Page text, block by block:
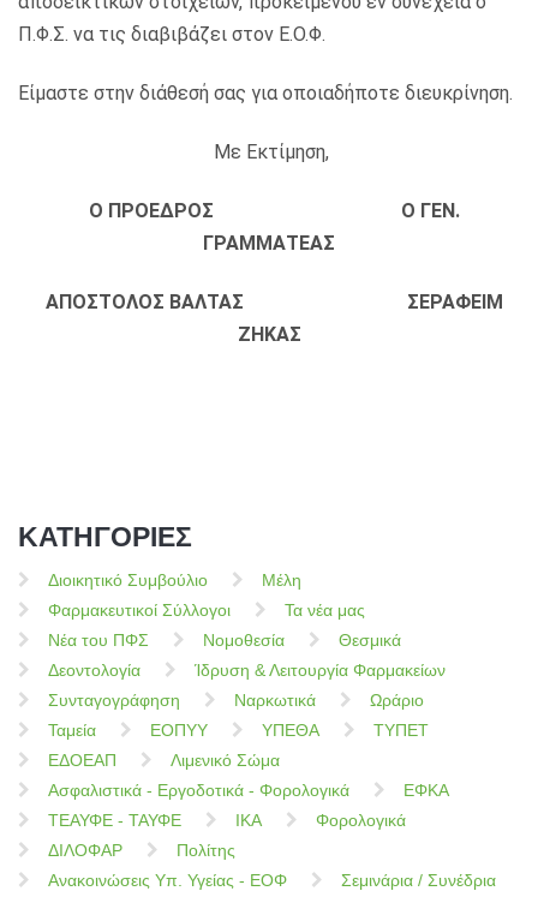
Π.Φ.Σ. να τις διαβιβάζει στον Ε.Ο.Φ.
Είμαστε στην διάθεσή σας για οποιαδήποτε διευκρίνηση.
Με Εκτίμηση,
Ο ΠΡΟΕΔΡΟΣ Ο ΓΕΝ.
ΓΡΑΜΜΑΤΕΑΣ
ΑΠΟΣΤΟΛΟΣ ΒΑΛΤΑΣ ΣΕΡΑΦΕΙΜ
ΖΗΚΑΣ
ΚΑΤΗΓΟΡΙΕΣ
Διοικητικό Συμβούλιο
Μέλη
Φαρμακευτικοί Σύλλογοι
Τα νέα μας
Νέα του ΠΦΣ
Νομοθεσία
Θεσμικά
Δεοντολογία
Ίδρυση & Λειτουργία Φαρμακείων
Συνταγογράφηση
Ναρκωτικά
Ωράριο
Ταμεία
ΕΟΠΥΥ ΥΠΕΘΑ
ΤΥΠΕΤ
ΕΔΟΕΑΠ
Λιμενικό Σώμα
Ασφαλιστικά - Εργοδοτικά - Φορολογικά
ΕΦΚΑ
ΤΕΑΥΦΕ - ΤΑΥΦΕ
ΙΚΑ
Φορολογικά
ΔΙΛΟΦΑΡ
Πολίτης
Ανακοινώσεις Υπ. Υγείας - ΕΟΦ
Σεμινάρια / Συνέδρια